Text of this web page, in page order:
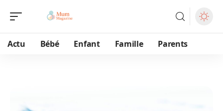
Actu Bébé Enfant Famille Parents